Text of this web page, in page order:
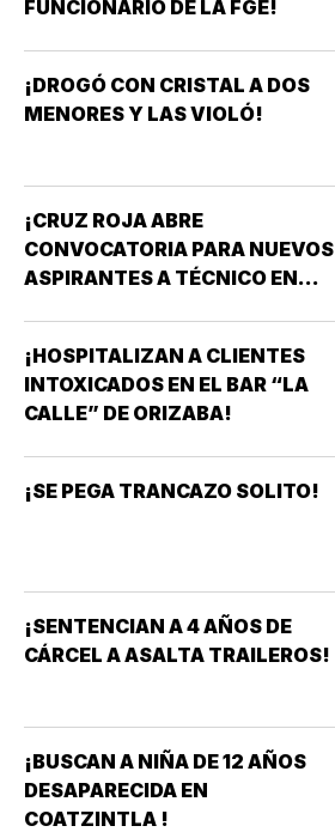
FUNCIONARIO DE LA FGE!
¡DROGÓ CON CRISTAL A DOS
MENORES Y LAS VIOLÓ!
¡CRUZ ROJA ABRE
CONVOCATORIA PARA NUEVOS
ASPIRANTES A TÉCNICO EN
¡HOSPITALIZAN A CLIENTES
INTOXICADOS EN EL BAR “LA
CALLE” DE ORIZABA!
¡SE PEGA TRANCAZO SOLITO!
¡SENTENCIAN A 4 AÑOS DE
CÁRCEL A ASALTA TRAILEROS!
¡BUSCAN A NIÑA DE 12 AÑOS
DESAPARECIDA EN
COATZINTLA !